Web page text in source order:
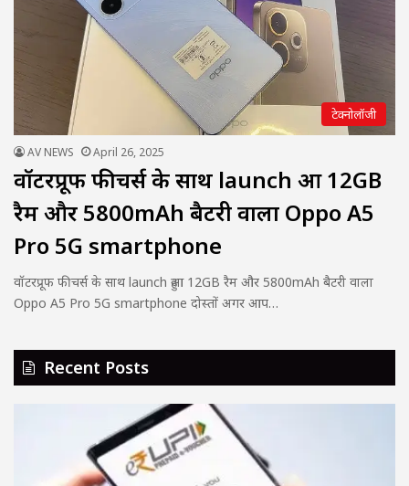
टेक्नोलॉजी
AV NEWS April 26, 2025
वॉटरप्रूफ फीचर्स के साथ launch हुआ 12GB
रैम और 5800mAh बैटरी वाला Oppo A5
Pro 5G smartphone
वॉटरप्रूफ फीचर्स के साथ launch हुआ 12GB रैम और 5800mAh बैटरी वाला
Oppo A5 Pro 5G smartphone दोस्तों अगर आप…
Recent Posts